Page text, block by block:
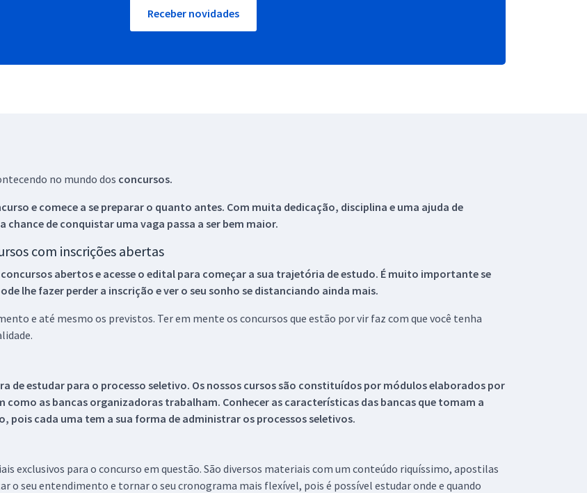
Receber novidades
no mundo dos concursos.
e comece a se preparar o quanto antes. Com muita dedicação, disciplina e uma ajuda de
chance de conquistar uma vaga passa a ser bem maior.
com inscrições abertas
concursos abertos e acesse o edital para começar a sua trajetória de estudo. É muito importante se
lhe fazer perder a inscrição e ver o seu sonho se distanciando ainda mais.
e até mesmo os previstos. Ter em mente os concursos que estão por vir faz com que você tenha
de estudar para o processo seletivo. Os nossos cursos são constituídos por módulos elaborados por
as bancas organizadoras trabalham. Conhecer as características das bancas que tomam a
cada uma tem a sua forma de administrar os processos seletivos.
exclusivos para o concurso em questão. São diversos materiais com um conteúdo riquíssimo, apostilas
o seu entendimento e tornar o seu cronograma mais flexível, pois é possível estudar onde e quando